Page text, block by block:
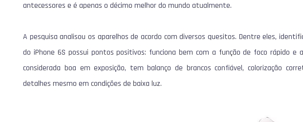
antecessores e é apenas o décimo melhor do mundo atualmente.
A pesquisa analisou os aparelhos de acordo com diversos quesitos. Dentre eles,
do iPhone 6S possui pontos positivos: funciona bem com a função de foco rápido
considerada boa em exposição, tem balanço de brancos confiável, colorização
detalhes mesmo em condições de baixa luz.